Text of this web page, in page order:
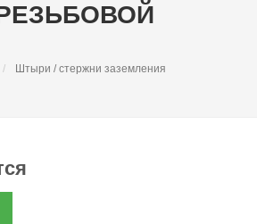
Штыри / стержни заземления